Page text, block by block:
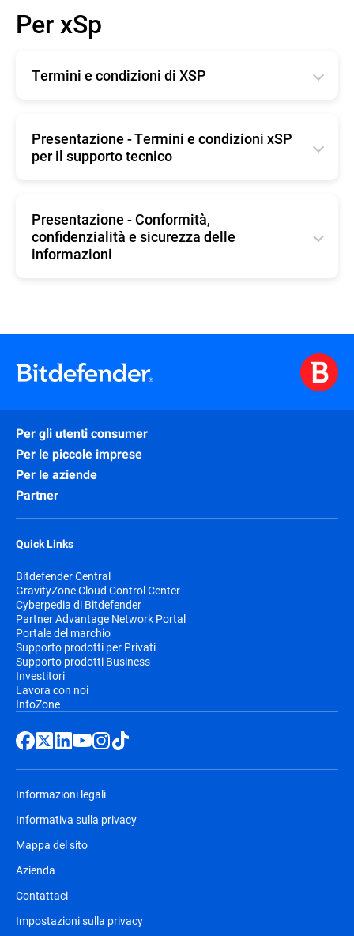
Deutsche
Français
Per xSp
Termini e condizioni di XSP
Presentazione - Termini e condizioni xSP
per il supporto tecnico
Presentazione - Conformità,
confidenzialità e sicurezza delle
informazioni
Per gli utenti consumer
Per le piccole imprese
Per le aziende
Partner
Quick Links
Bitdefender Central
GravityZone Cloud Control Center
Cyberpedia di Bitdefender
Partner Advantage Network Portal
Portale del marchio
Supporto prodotti per Privati
Supporto prodotti Business
Investitori
Lavora con noi
InfoZone
Informazioni legali
Informativa sulla privacy
Mappa del sito
Azienda
Contattaci
Impostazioni sulla privacy